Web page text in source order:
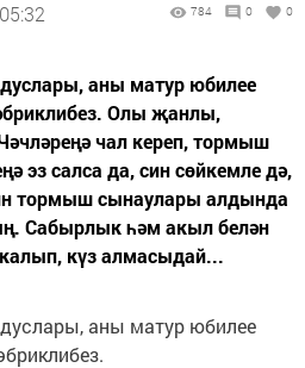
784 0 0
аны матур юбилее
Олы җанлы,
чал кереп, тормыш
эз салса да, син сөйкемле дә,
тормыш сынаулары алдында
Сабырлык һәм акыл белән
күз алмасыдай...
аны матур юбилее